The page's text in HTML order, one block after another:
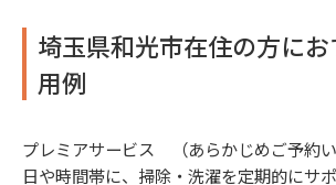
埼玉県和光市在住の方に
用例
プレミアサービス （あらかじめご予約
日や時間帯に、掃除・洗濯を定期的にサ